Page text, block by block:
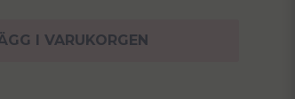
I VARUKORGEN